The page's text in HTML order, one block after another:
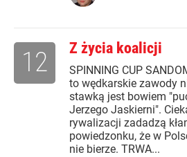
Z życia koalicji
SPINNING CUP
to wędkarskie zawody
stawką jest bowiem
Jerzego Jaskierni".
rywalizacji zadadzą
powiedzonku, że w
nie bierze. TRWA...
12